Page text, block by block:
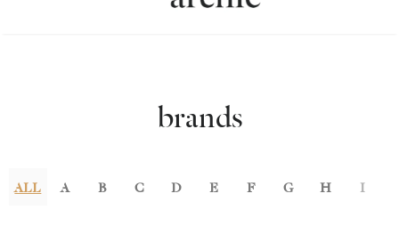
brands
ALL A B C D E F G H I